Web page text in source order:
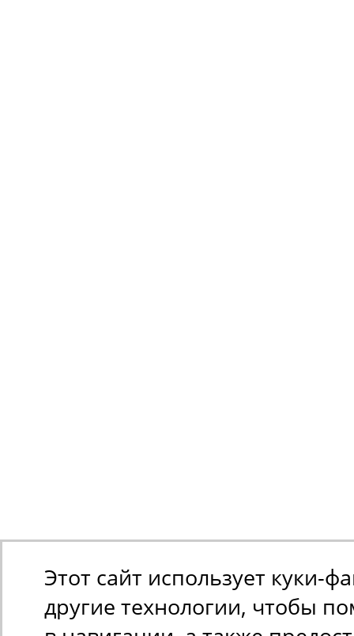
Этот сайт использует куки-
другие технологии, чтобы